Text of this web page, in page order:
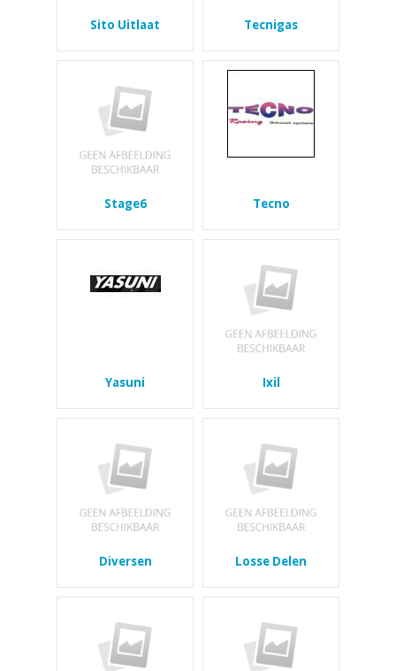
Sito Uitlaat Tecnigas
Stage6 Tecno
Yasuni Ixil
Diversen Losse Delen